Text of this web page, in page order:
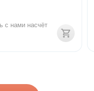
с нами насчёт